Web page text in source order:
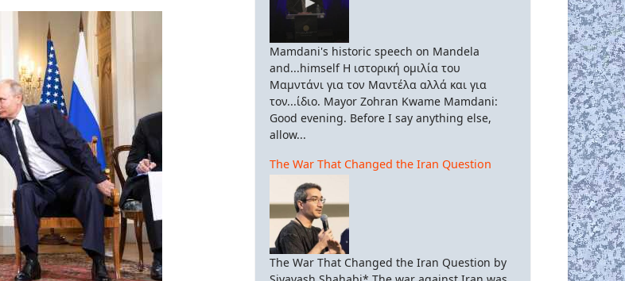
Mamdani's historic speech on Mandela
and...himself Η ιστορική ομιλία του
Μαμντάνι για τον Μαντέλα αλλά και για
τον...ίδιο. Mayor Zohran Kwame Mamdani:
Good evening. Before I say anything else,
allow...
The War That Changed the Iran Question
The War That Changed the Iran Question by